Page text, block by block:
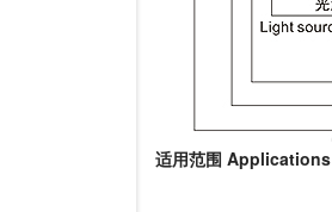
适用范围 Applications